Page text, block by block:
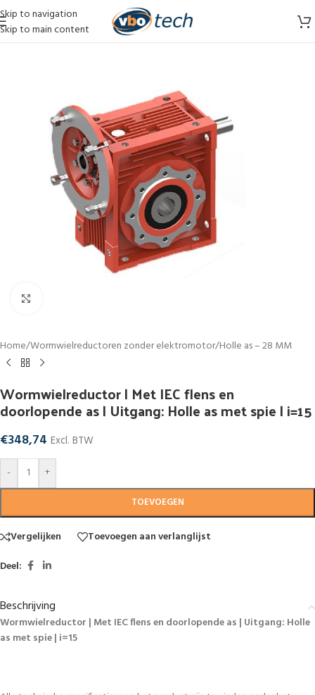
Skip to navigation
Skip to main content
Home/Wormwielreductoren zonder elektromotor/Holle as – 28 MM
Wormwielreductor | Met IEC flens en
doorlopende as | Uitgang: Holle as met spie | i=15
€348,74 Excl. BTW
-
+
TOEVOEGEN
Vergelijken
Toevoegen aan verlanglijst
Deel:
Beschrijving
Wormwielreductor | Met IEC flens en doorlopende as | Uitgang: Holle
as met spie | i=15